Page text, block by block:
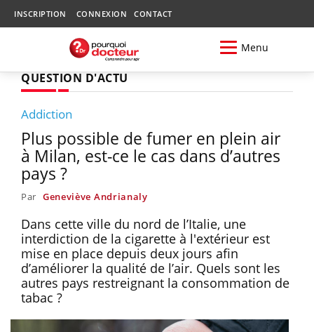
INSCRIPTION CONNEXION CONTACT
Menu
QUESTION D'ACTU
Addiction
Plus possible de fumer en plein air
à Milan, est-ce le cas dans d’autres
pays ?
Par Geneviève Andrianaly
Dans cette ville du nord de l’Italie, une
interdiction de la cigarette à l'extérieur est
mise en place depuis deux jours afin
d’améliorer la qualité de l’air. Quels sont les
autres pays restreignant la consommation de
tabac ?